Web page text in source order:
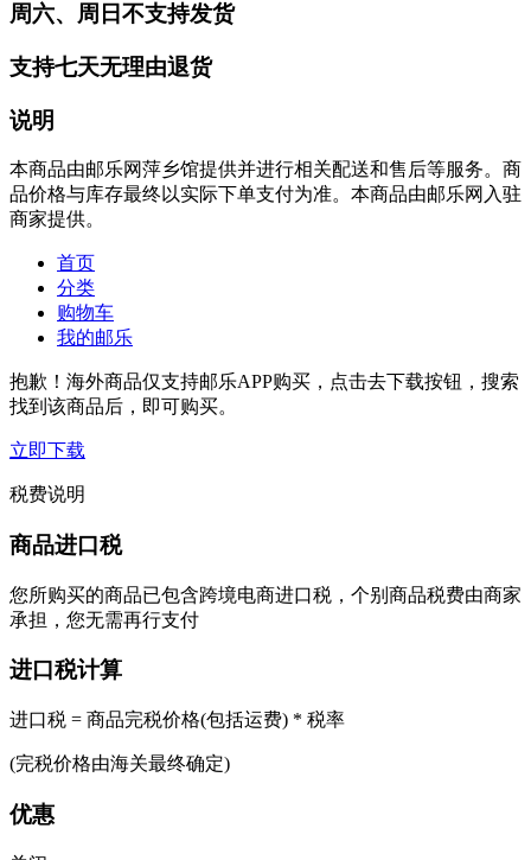
周六、周日不支持发货
支持七天无理由退货
说明
本商品由邮乐网萍乡馆提供并进行相关配送和售后等服务。商
品价格与库存最终以实际下单支付为准。本商品由邮乐网入驻
商家提供。
首页
分类
购物车
我的邮乐
抱歉！海外商品仅支持邮乐APP购买，点击去下载按钮，搜索
找到该商品后，即可购买。
立即下载
税费说明
商品进口税
您所购买的商品已包含跨境电商进口税，个别商品税费由商家
承担，您无需再行支付
进口税计算
进口税 = 商品完税价格(包括运费) * 税率
(完税价格由海关最终确定)
优惠